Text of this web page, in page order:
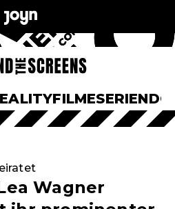
FILMESERIEN
Wagner